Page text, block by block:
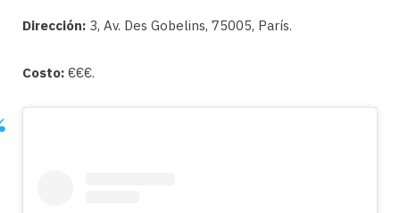
Dirección: 3, Av. Des Gobelins, 75005, París.
Costo: €€€.